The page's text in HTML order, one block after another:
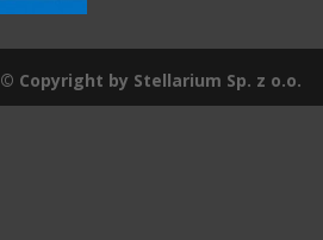
© Copyright by Stellarium Sp. z o.o.